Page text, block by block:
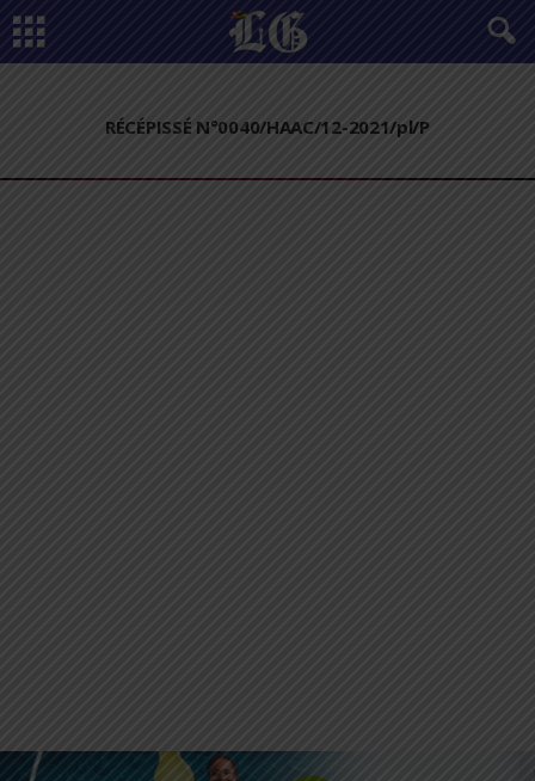
RÉCÉPISSÉ N°0040/HAAC/12-2021/pl/P